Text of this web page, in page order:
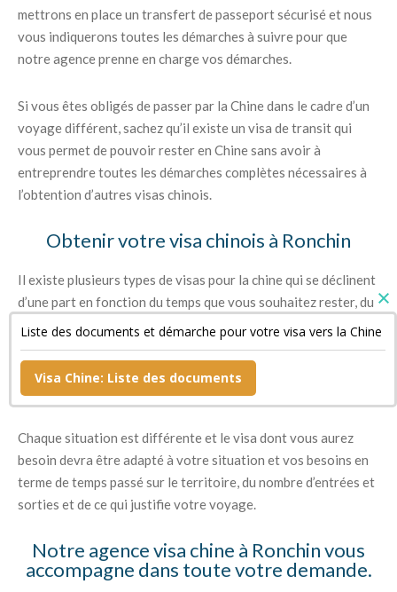
mettrons en place un transfert de passeport sécurisé et nous
vous indiquerons toutes les démarches à suivre pour que
notre agence prenne en charge vos démarches.
Si vous êtes obligés de passer par la Chine dans le cadre d’un
voyage différent, sachez qu’il existe un visa de transit qui
vous permet de pouvoir rester en Chine sans avoir à
entreprendre toutes les démarches complètes nécessaires à
l’obtention d’autres visas chinois.
Obtenir votre visa chinois à Ronchin
Il existe plusieurs types de visas pour la chine qui se déclinent
d’une part en fonction du temps que vous souhaitez rester, du
nombre d’entrées et sorties que vous prévoyez de faire mais
aussi des raisons pour lesquelles vous souhaitez vous rendre
en Chine (raisons professionnelles, touristiques, étudiantes
notamment).
Chaque situation est différente et le visa dont vous aurez
besoin devra être adapté à votre situation et vos besoins en
terme de temps passé sur le territoire, du nombre d’entrées et
sorties et de ce qui justifie votre voyage.
Notre agence visa chine à Ronchin vous
accompagne dans toute votre demande.
Liste des documents et démarche pour votre visa vers la Chine
Visa Chine: Liste des documents